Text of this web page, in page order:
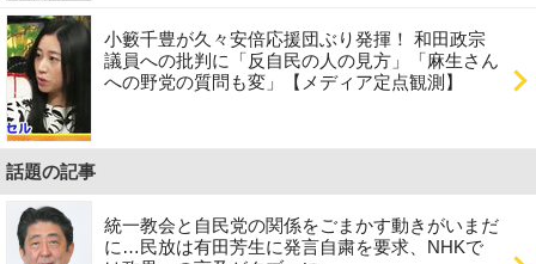
小籔千豊が久々安倍応援団ぶり発揮！ 和田政宗
議員への批判に「反自民の人の見方」「麻生さん
への野党の質問も変」【メディア定点観測】
話題の記事
統一教会と自民党の関係をごまかす動きがいまだ
に…民放は有田芳生に発言自粛を要求、NHKで